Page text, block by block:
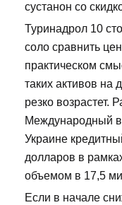
сустанон со
Туринадрол 10
соло сравнить
практическом
таких активов на
резко возрастет.
Международный
Украине
долларов в
объемом в 17,5
Если в начале